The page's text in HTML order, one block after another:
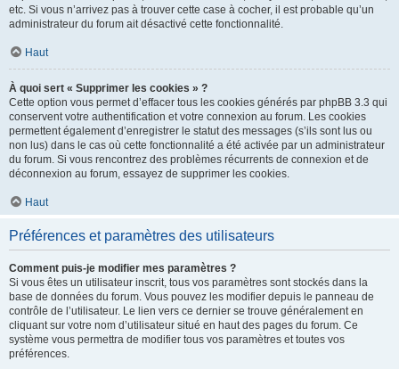
etc. Si vous n’arrivez pas à trouver cette case à cocher, il est probable qu’un
administrateur du forum ait désactivé cette fonctionnalité.
Haut
À quoi sert « Supprimer les cookies » ?
Cette option vous permet d’effacer tous les cookies générés par phpBB 3.3 qui
conservent votre authentification et votre connexion au forum. Les cookies
permettent également d’enregistrer le statut des messages (s’ils sont lus ou
non lus) dans le cas où cette fonctionnalité a été activée par un administrateur
du forum. Si vous rencontrez des problèmes récurrents de connexion et de
déconnexion au forum, essayez de supprimer les cookies.
Haut
Préférences et paramètres des utilisateurs
Comment puis-je modifier mes paramètres ?
Si vous êtes un utilisateur inscrit, tous vos paramètres sont stockés dans la
base de données du forum. Vous pouvez les modifier depuis le panneau de
contrôle de l’utilisateur. Le lien vers ce dernier se trouve généralement en
cliquant sur votre nom d’utilisateur situé en haut des pages du forum. Ce
système vous permettra de modifier tous vos paramètres et toutes vos
préférences.